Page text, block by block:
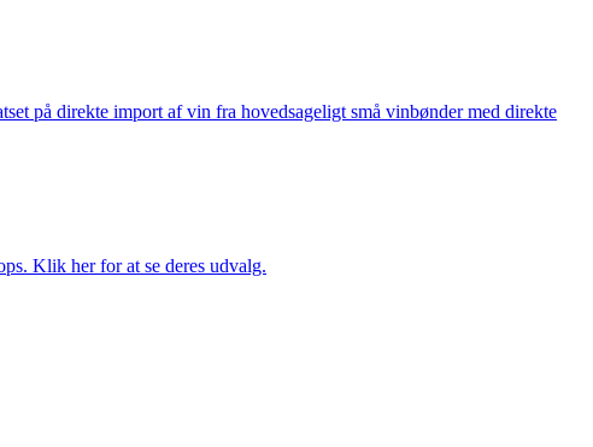
på direkte import af vin fra hovedsageligt små vinbønder med direkte
Klik her for at se deres udvalg.